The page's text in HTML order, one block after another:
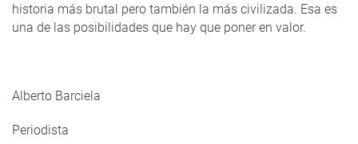
historia más brutal pero también la más civilizada. Esa es
una de las posibilidades que hay que poner en valor.
Alberto Barciela
Periodista